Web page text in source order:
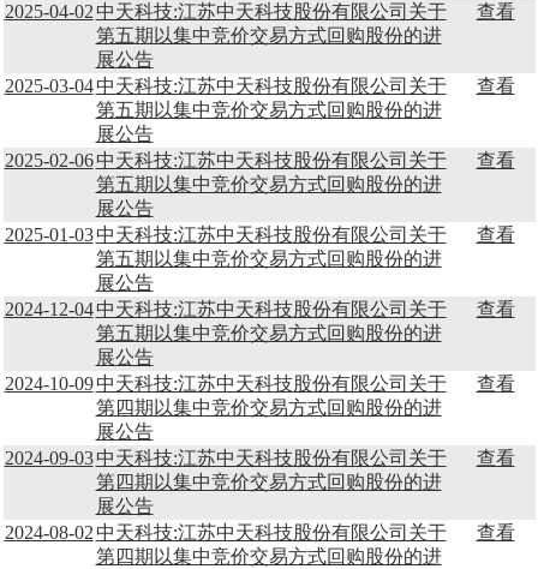
2025-04-02 中天科技:江苏中天科技股份有限公司关于
第五期以集中竞价交易方式回购股份的进
展公告
查看
2025-03-04 中天科技:江苏中天科技股份有限公司关于
第五期以集中竞价交易方式回购股份的进
展公告
查看
2025-02-06 中天科技:江苏中天科技股份有限公司关于
第五期以集中竞价交易方式回购股份的进
展公告
查看
2025-01-03 中天科技:江苏中天科技股份有限公司关于
第五期以集中竞价交易方式回购股份的进
展公告
查看
2024-12-04 中天科技:江苏中天科技股份有限公司关于
第五期以集中竞价交易方式回购股份的进
展公告
查看
2024-10-09 中天科技:江苏中天科技股份有限公司关于
第四期以集中竞价交易方式回购股份的进
展公告
查看
2024-09-03 中天科技:江苏中天科技股份有限公司关于
第四期以集中竞价交易方式回购股份的进
展公告
查看
2024-08-02 中天科技:江苏中天科技股份有限公司关于
第四期以集中竞价交易方式回购股份的进
查看